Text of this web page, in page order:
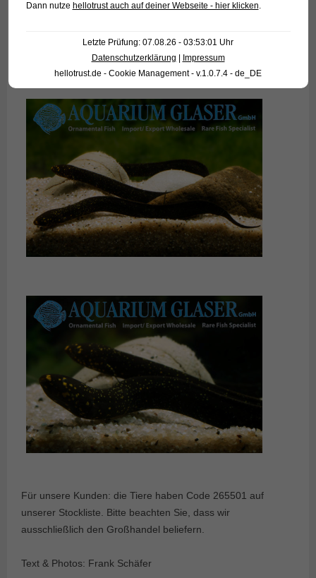
Für unsere Kunden: die Tiere haben Code 265501 auf
unserer Stockliste. Bitte beachten Sie, dass wir
ausschließlich den Großhandel beliefern.
Text & Photos: Frank Schäfer
Dann nutze hellotrust auch auf deiner Webseite - hier klicken.
Letzte Prüfung: 07.08.26 - 03:53:01 Uhr
Datenschutzerklärung
Impressum
hellotrust.de - Cookie Management - v.1.0.7.4 - de_DE